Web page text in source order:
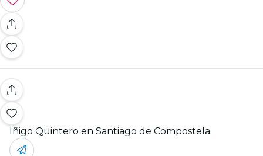
Iñigo Quintero en Santiago de Compostela